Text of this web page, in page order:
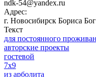
ndk-54@yandex.ru
Адрес:
г. Новосибирск Бориса
Текст
для постоянного
авторские проекты
гостевой
7x9
из арболита